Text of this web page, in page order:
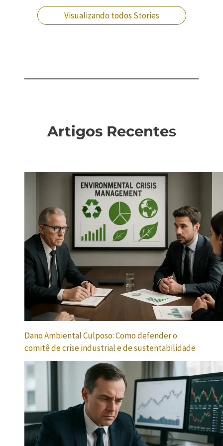
Visualizando todos Stories
Artigos Recentes
Dano Ambiental Culposo: Como defender o
comitê de crise industrial e de sustentabilidade